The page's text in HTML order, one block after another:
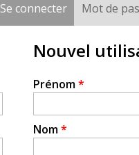
Se connecter (onglet actif)
Mot de
Nouvel
Prénom*
Nom*